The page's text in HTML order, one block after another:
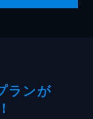
ランが